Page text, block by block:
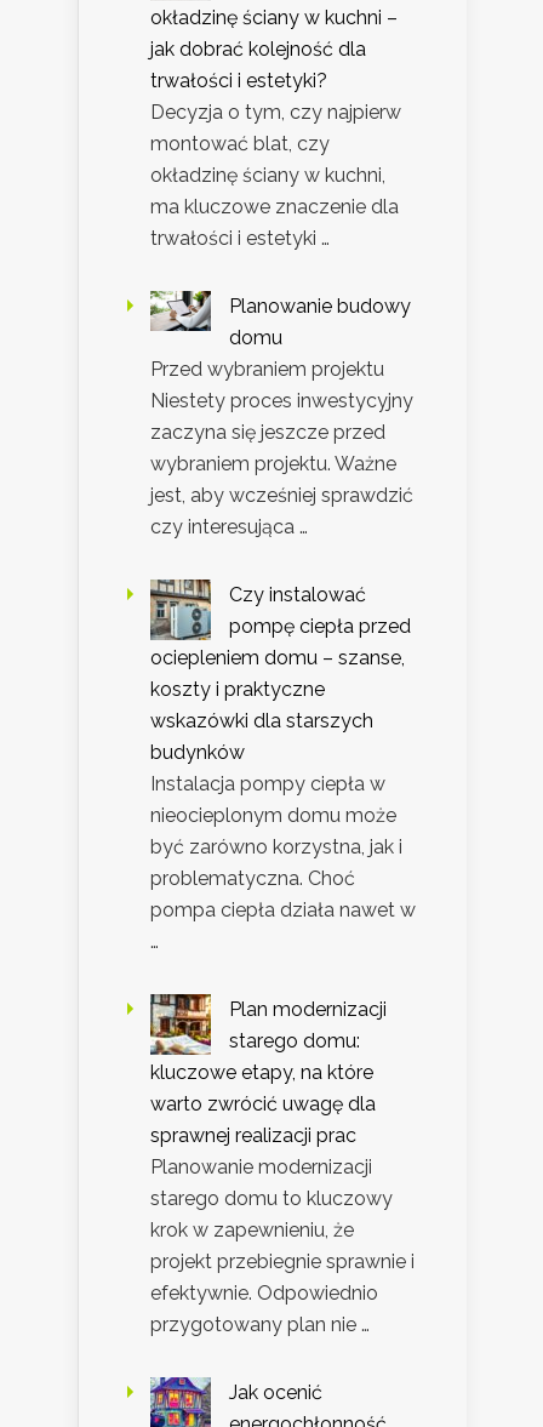
okładzinę ściany w kuchni –
jak dobrać kolejność dla
trwałości i estetyki?
Decyzja o tym, czy najpierw
montować blat, czy
okładzinę ściany w kuchni,
ma kluczowe znaczenie dla
trwałości i estetyki …
Planowanie budowy
domu
Przed wybraniem projektu
Niestety proces inwestycyjny
zaczyna się jeszcze przed
wybraniem projektu. Ważne
jest, aby wcześniej sprawdzić
czy interesująca …
Czy instalować
pompę ciepła przed
ociepleniem domu – szanse,
koszty i praktyczne
wskazówki dla starszych
budynków
Instalacja pompy ciepła w
nieocieplonym domu może
być zarówno korzystna, jak i
problematyczna. Choć
pompa ciepła działa nawet w
…
Plan modernizacji
starego domu:
kluczowe etapy, na które
warto zwrócić uwagę dla
sprawnej realizacji prac
Planowanie modernizacji
starego domu to kluczowy
krok w zapewnieniu, że
projekt przebiegnie sprawnie i
efektywnie. Odpowiednio
przygotowany plan nie …
Jak ocenić